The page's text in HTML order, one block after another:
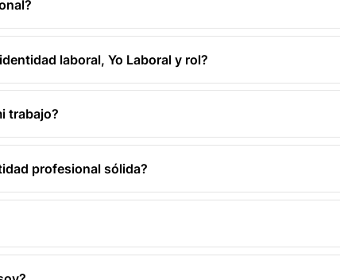
laboral, Yo Laboral y rol?
trabajo?
profesional sólida?